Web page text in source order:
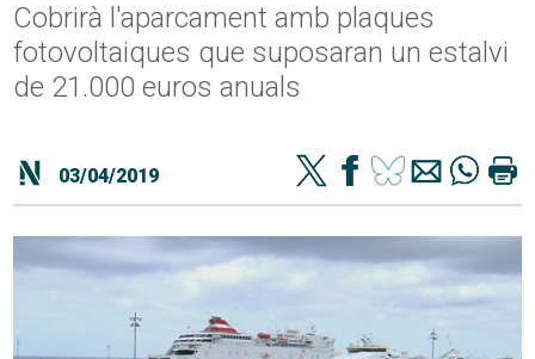
Cobrirà l'aparcament amb plaques
fotovoltaiques que suposaran un estalvi
de 21.000 euros anuals
03/04/2019